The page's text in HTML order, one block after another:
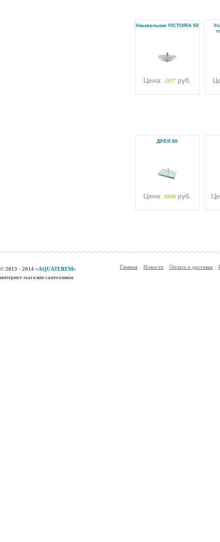
Умывальник VICTORIA 56
Цена: 1837 руб.
ДРЕЯ 80
Цена: 6800 руб.
© 2013 - 2014 «AQUATEREM»
интернет-магазин сантехники
Главная Новости Оплата и доставка